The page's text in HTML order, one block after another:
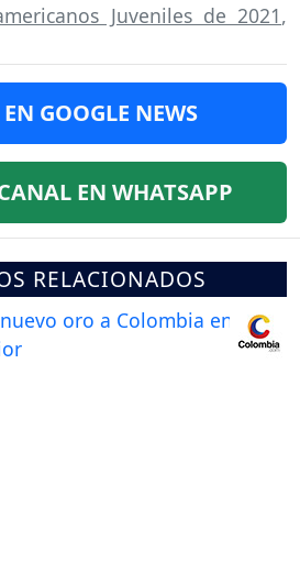
Juveniles de 2021,
GOOGLE NEWS
EN WHATSAPP
RELACIONADOS